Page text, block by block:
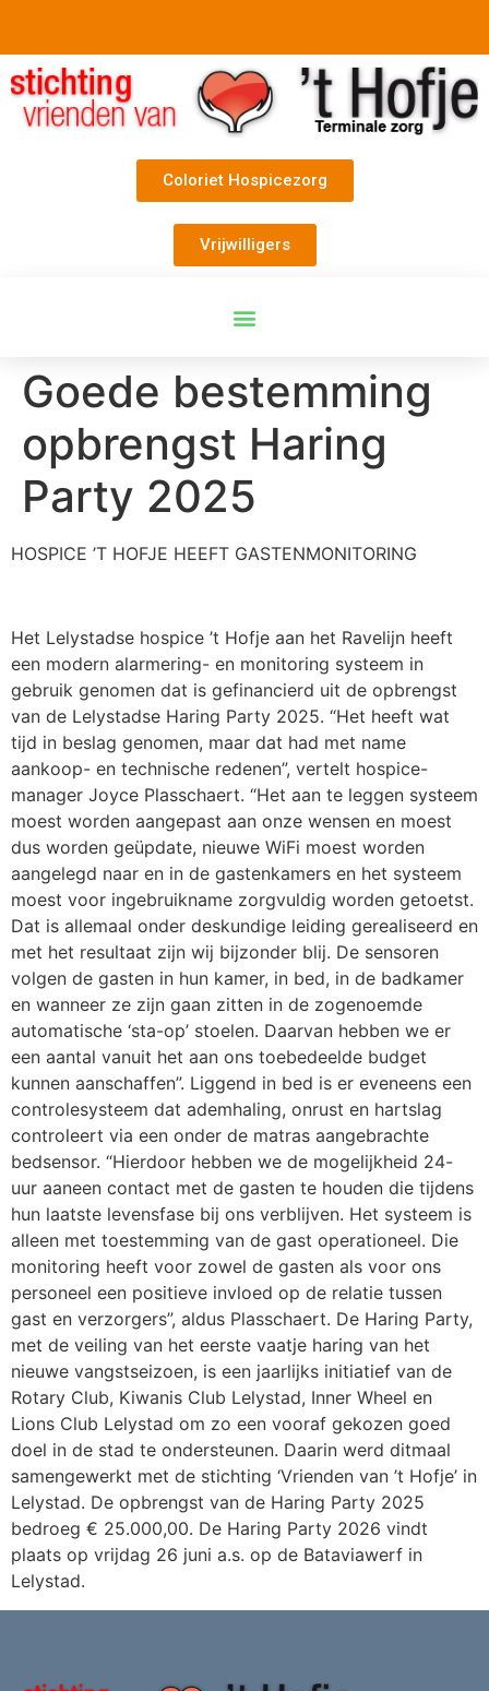
Coloriet Hospicezorg
Vrijwilligers
Goede bestemming
opbrengst Haring
Party 2025
HOSPICE ’T HOFJE HEEFT GASTENMONITORING
Het Lelystadse hospice ’t Hofje aan het Ravelijn heeft
een modern alarmering- en monitoring systeem in
gebruik genomen dat is gefinancierd uit de opbrengst
van de Lelystadse Haring Party 2025. “Het heeft wat
tijd in beslag genomen, maar dat had met name
aankoop- en technische redenen”, vertelt hospice-
manager Joyce Plasschaert. “Het aan te leggen systeem
moest worden aangepast aan onze wensen en moest
dus worden geüpdate, nieuwe WiFi moest worden
aangelegd naar en in de gastenkamers en het systeem
moest voor ingebruikname zorgvuldig worden getoetst.
Dat is allemaal onder deskundige leiding gerealiseerd en
met het resultaat zijn wij bijzonder blij. De sensoren
volgen de gasten in hun kamer, in bed, in de badkamer
en wanneer ze zijn gaan zitten in de zogenoemde
automatische ‘sta-op’ stoelen. Daarvan hebben we er
een aantal vanuit het aan ons toebedeelde budget
kunnen aanschaffen”. Liggend in bed is er eveneens een
controlesysteem dat ademhaling, onrust en hartslag
controleert via een onder de matras aangebrachte
bedsensor. “Hierdoor hebben we de mogelijkheid 24-
uur aaneen contact met de gasten te houden die tijdens
hun laatste levensfase bij ons verblijven. Het systeem is
alleen met toestemming van de gast operationeel. Die
monitoring heeft voor zowel de gasten als voor ons
personeel een positieve invloed op de relatie tussen
gast en verzorgers”, aldus Plasschaert. De Haring Party,
met de veiling van het eerste vaatje haring van het
nieuwe vangstseizoen, is een jaarlijks initiatief van de
Rotary Club, Kiwanis Club Lelystad, Inner Wheel en
Lions Club Lelystad om zo een vooraf gekozen goed
doel in de stad te ondersteunen. Daarin werd ditmaal
samengewerkt met de stichting ‘Vrienden van ’t Hofje’ in
Lelystad. De opbrengst van de Haring Party 2025
bedroeg € 25.000,00. De Haring Party 2026 vindt
plaats op vrijdag 26 juni a.s. op de Bataviawerf in
Lelystad.